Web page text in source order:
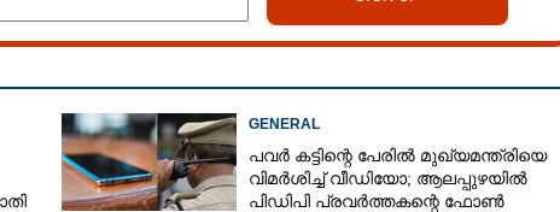
GENERAL
പവർ കട്ടിന്റെ പേരിൽ മുഖ്യമന്ത്രിയെ
വിമർശിച്ച് വീഡിയോ; ആലപ്പുഴയിൽ
പിഡിപി പ്രവർത്തകന്റെ ഫോൺ